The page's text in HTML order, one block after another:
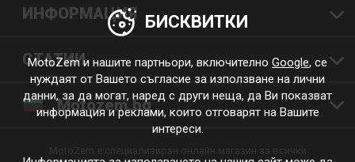
ИНФОРМАЦИЯ
СТАТИИ
Motozem.bg
БИСКВИТКИ
MotoZem и нашите партньори, включително Google, се
нуждаят от Вашето съгласие за използване на лични
данни, за да могат, наред с други неща, да Ви показват
информация и реклами, които отговарят на Вашите
интереси.